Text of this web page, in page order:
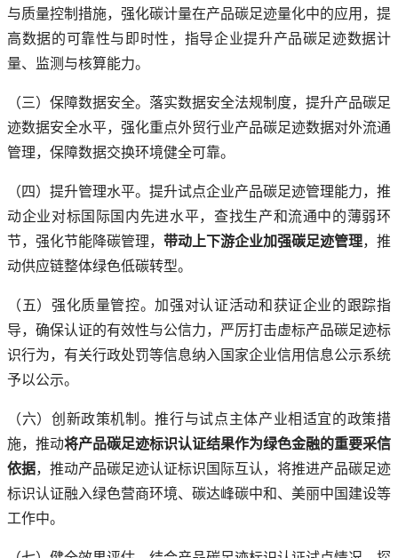
与质量控制措施，强化碳计量在产品碳足迹量化中的应用，提
高数据的可靠性与即时性，指导企业提升产品碳足迹数据计
量、监测与核算能力。
（三）保障数据安全。落实数据安全法规制度，提升产品碳足
迹数据安全水平，强化重点外贸行业产品碳足迹数据对外流通
管理，保障数据交换环境健全可靠。
（四）提升管理水平。提升试点企业产品碳足迹管理能力，推
动企业对标国际国内先进水平，查找生产和流通中的薄弱环
节，强化节能降碳管理， 带动上下游企业加强碳足迹管理，推
动供应链整体绿色低碳转型。
（五）强化质量管控。加强对认证活动和获证企业的跟踪指
导，确保认证的有效性与公信力，严厉打击虚标产品碳足迹标
识行为，有关行政处罚等信息纳入国家企业信用信息公示系统
予以公示。
（六）创新政策机制。推行与试点主体产业相适宜的政策措
施，推动将产品碳足迹标识认证结果作为绿色金融的重要采信
依据，推动产品碳足迹认证标识国际互认，将推进产品碳足迹
标识认证融入绿色营商环境、碳达峰碳中和、美丽中国建设等
工作中。